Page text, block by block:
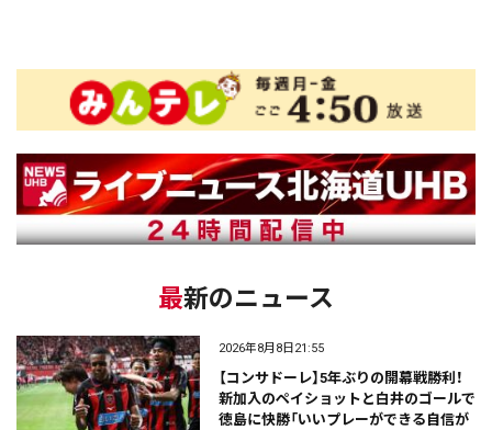
最新のニュース
2026年8月8日21:55
【コンサドーレ】5年ぶりの開幕戦勝利！
新加入のペイショットと白井のゴールで
徳島に快勝「いいプレーができる自信が